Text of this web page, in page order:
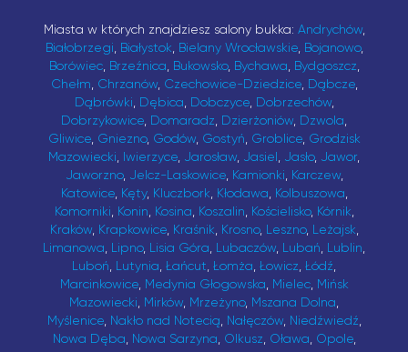
Miasta w których znajdziesz salony bukka: Andrychów,
Białobrzegi, Białystok, Bielany Wrocławskie, Bojanowo,
Borówiec, Brzeźnica, Bukowsko, Bychawa, Bydgoszcz,
Chełm, Chrzanów, Czechowice-Dziedzice, Dąbcze,
Dąbrówki, Dębica, Dobczyce, Dobrzechów,
Dobrzykowice, Domaradz, Dzierżoniów, Dzwola,
Gliwice, Gniezno, Godów, Gostyń, Groblice, Grodzisk
Mazowiecki, Iwierzyce, Jarosław, Jasiel, Jasło, Jawor,
Jaworzno, Jelcz-Laskowice, Kamionki, Karczew,
Katowice, Kęty, Kluczbork, Kłodawa, Kolbuszowa,
Komorniki, Konin, Kosina, Koszalin, Kościelisko, Kórnik,
Kraków, Krapkowice, Kraśnik, Krosno, Leszno, Leżajsk,
Limanowa, Lipno, Lisia Góra, Lubaczów, Lubań, Lublin,
Luboń, Lutynia, Łańcut, Łomża, Łowicz, Łódź,
Marcinkowice, Medynia Głogowska, Mielec, Mińsk
Mazowiecki, Mirków, Mrzeżyno, Mszana Dolna,
Myślenice, Nakło nad Notecią, Nałęczów, Niedźwiedź,
Nowa Dęba, Nowa Sarzyna, Olkusz, Oława, Opole,